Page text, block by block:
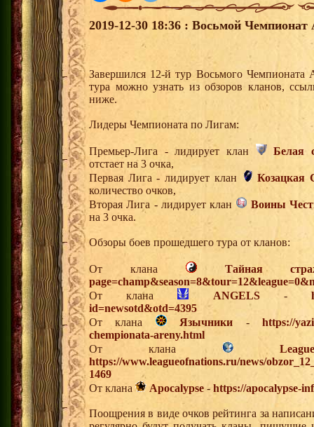
2019-12-30 18:36 : Восьмой
Завершился 12-й тур Восьмого
тура можно узнать из обзоров кланов,
ниже.
Лидеры Чемпионата по Лигам:
Премьер-Лига - лидирует клан
Белая
отстает на 3 очка,
Первая Лига - лидирует клан
Козацкая
количество очков,
Вторая Лига - лидирует клан
Воины
на 3 очка.
Обзоры боев прошедшего тура от кланов:
От клана
Тайная
От клана
ANGELS-
id=newsotd&otd=4395
От клана
Язычники -https://
chempionata-areny.html
От клана
https://www.leagueofnations.ru/news/
1469
От клана
Apocalypse - https://apocalypse-
Поощрения в виде очков рейтинга за